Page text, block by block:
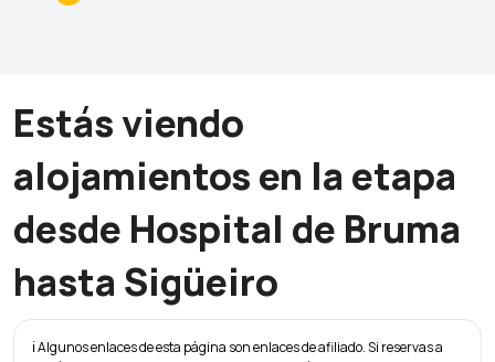
Estás viendo
alojamientos en la etapa
desde Hospital de Bruma
hasta Sigüeiro
ℹ️ Algunos enlaces de esta página son enlaces de afiliado. Si reservas a